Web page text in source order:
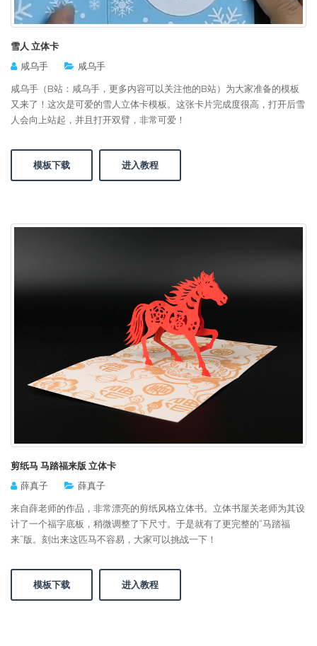
雪人 立体卡
咸乌手
咸乌手
咸乌手（B站：咸乌手，更多内容可以关注他的B站）为大家准备的模板
又来了！这次是可爱的雪人立体卡模板。这张卡片完成度很高，打开后雪
人会向上站起，并且打开双臂，非常可爱！
模板下载 进入教程
剪纸马 马踏福来版 立体卡
薛真子
薛真子
来自薛老师的作品，非常漂亮的剪纸风格立体书。立体书屋关老师为其设
计了一个福字底板，稍微调整了下尺寸。于是就有了更完整的“马踏福
来”版。刻出来这匹马不容易，大家可以挑战一下！
模板下载 进入教程